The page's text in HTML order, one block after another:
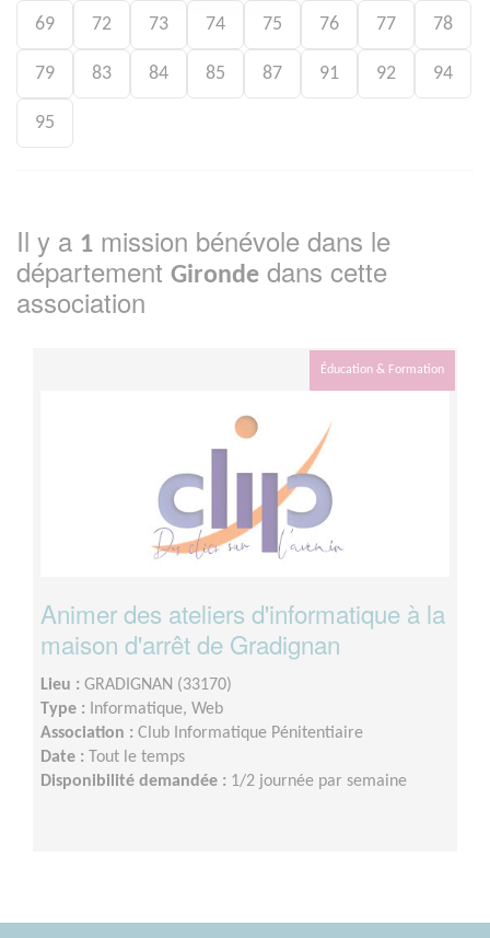
69 72 73 74 75 76 77 78
79 83 84 85 87 91 92 94
95
Il y a 1 mission bénévole dans le
département Gironde dans cette
association
Éducation & Formation
Animer des ateliers d'informatique à la
maison d'arrêt de Gradignan
Lieu : GRADIGNAN (33170)
Type : Informatique, Web
Association : Club Informatique Pénitentiaire
Date : Tout le temps
Disponibilité demandée : 1/2 journée par semaine